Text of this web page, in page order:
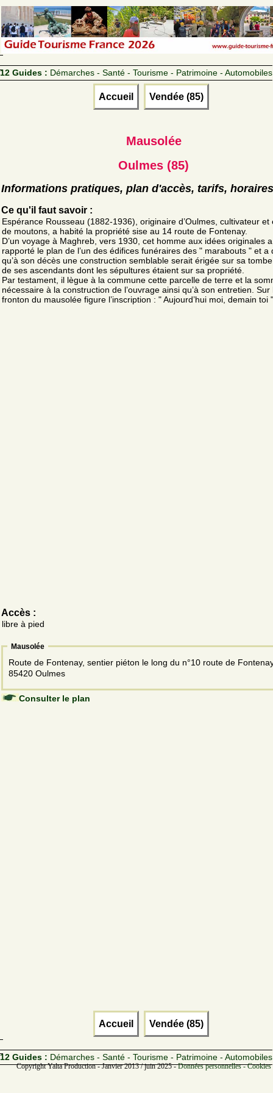
12 Guides : Démarches - Santé - Tourisme - Patrimoine - Automobiles
Accueil Vendée (85)
Mausolée
Oulmes (85)
Informations pratiques, plan d'accès, tarifs, horaires
Ce qu'il faut savoir :
Espérance Rousseau (1882-1936), originaire d’Oulmes, cultivateur et
de moutons, a habité la propriété sise au 14 route de Fontenay.
D’un voyage à Maghreb, vers 1930, cet homme aux idées originales a
rapporté le plan de l’un des édifices funéraires des " marabouts " et a
qu’à son décès une construction semblable serait érigée sur sa
de ses ascendants dont les sépultures étaient sur sa propriété.
Par testament, il lègue à la commune cette parcelle de terre et la
nécessaire à la construction de l’ouvrage ainsi qu’à son entretien. Sur
fronton du mausolée figure l’inscription : " Aujourd’hui moi, demain toi
Accès :
libre à pied
Mausolée
Route de Fontenay, sentier piéton le long du n°10 route de
85420 Oulmes
Consulter le plan
Accueil Vendée (85)
12 Guides : Démarches - Santé - Tourisme - Patrimoine - Automobiles
Copyright Yalta Production - Janvier 2013 / juin 2025 -Données personnelles -